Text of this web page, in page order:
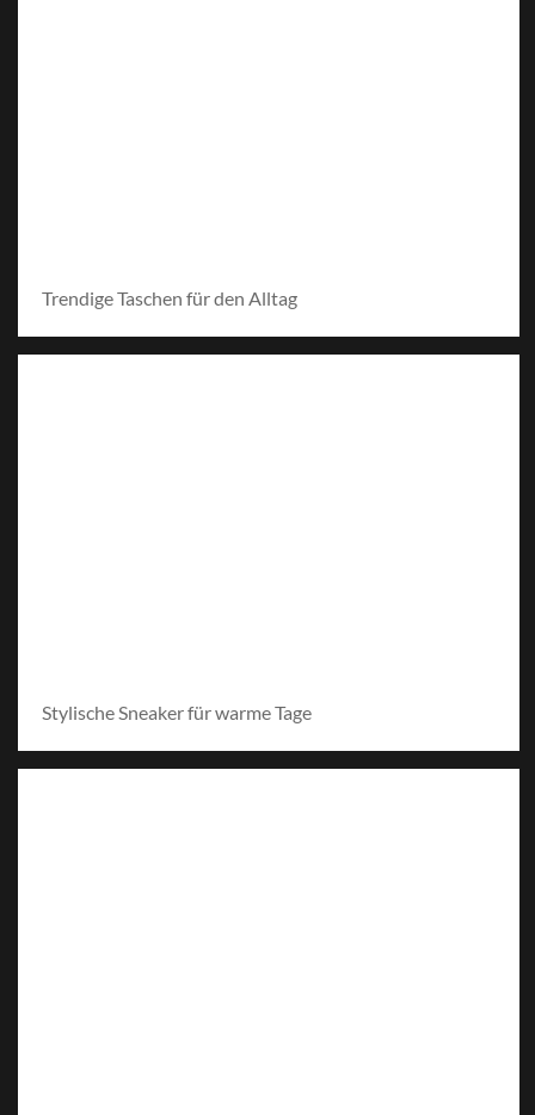
Trendige Taschen für den Alltag
Stylische Sneaker für warme Tage